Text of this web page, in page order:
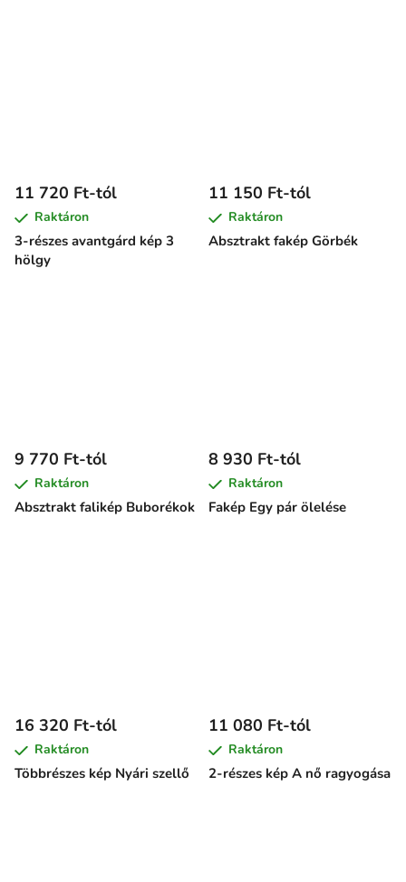
3-részes avantgárd kép 3
hölgy
11 720 Ft-tól
Raktáron
Absztrakt fakép Görbék
11 150 Ft-tól
Raktáron
Absztrakt falikép Buborékok
9 770 Ft-tól
Raktáron
Fakép Egy pár ölelése
8 930 Ft-tól
Raktáron
Többrészes kép Nyári szellő
16 320 Ft-tól
Raktáron
2-részes kép A nő ragyogása
11 080 Ft-tól
Raktáron